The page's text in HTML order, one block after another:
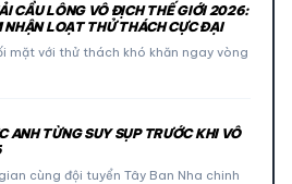
CẦU LÔNG VÔ ĐỊCH THẾ GIỚI 2026:
NHẬN LOẠT THỬ THÁCH CỰC ĐẠI
mặt với thử thách khó khăn ngay vòng
ANH TỪNG SUY SỤP TRƯỚC KHI VÔ
cùng đội tuyển Tây Ban Nha chinh